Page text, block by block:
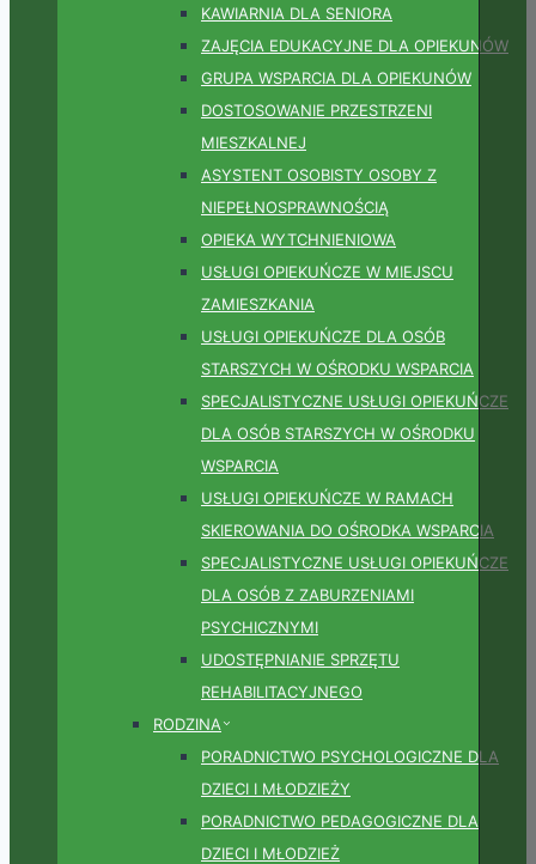
KAWIARNIA DLA SENIORA
ZAJĘCIA EDUKACYJNE DLA OPIEKUNÓW
GRUPA WSPARCIA DLA OPIEKUNÓW
DOSTOSOWANIE PRZESTRZENI
MIESZKALNEJ
ASYSTENT OSOBISTY OSOBY Z
NIEPEŁNOSPRAWNOŚCIĄ
OPIEKA WYTCHNIENIOWA
USŁUGI OPIEKUŃCZE W MIEJSCU
ZAMIESZKANIA
USŁUGI OPIEKUŃCZE DLA OSÓB
STARSZYCH W OŚRODKU WSPARCIA
SPECJALISTYCZNE USŁUGI OPIEKUŃCZE
DLA OSÓB STARSZYCH W OŚRODKU
WSPARCIA
USŁUGI OPIEKUŃCZE W RAMACH
SKIEROWANIA DO OŚRODKA WSPARCIA
SPECJALISTYCZNE USŁUGI OPIEKUŃCZE
DLA OSÓB Z ZABURZENIAMI
PSYCHICZNYMI
UDOSTĘPNIANIE SPRZĘTU
REHABILITACYJNEGO
RODZINA
PORADNICTWO PSYCHOLOGICZNE DLA
DZIECI I MŁODZIEŻY
PORADNICTWO PEDAGOGICZNE DLA
DZIECI I MŁODZIEŻ